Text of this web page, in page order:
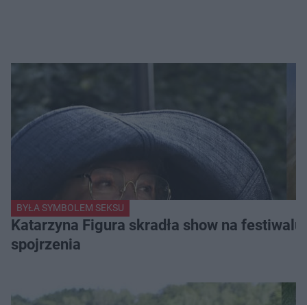
BYŁA SYMBOLEM SEKSU
Katarzyna Figura skradła show na
spojrzenia